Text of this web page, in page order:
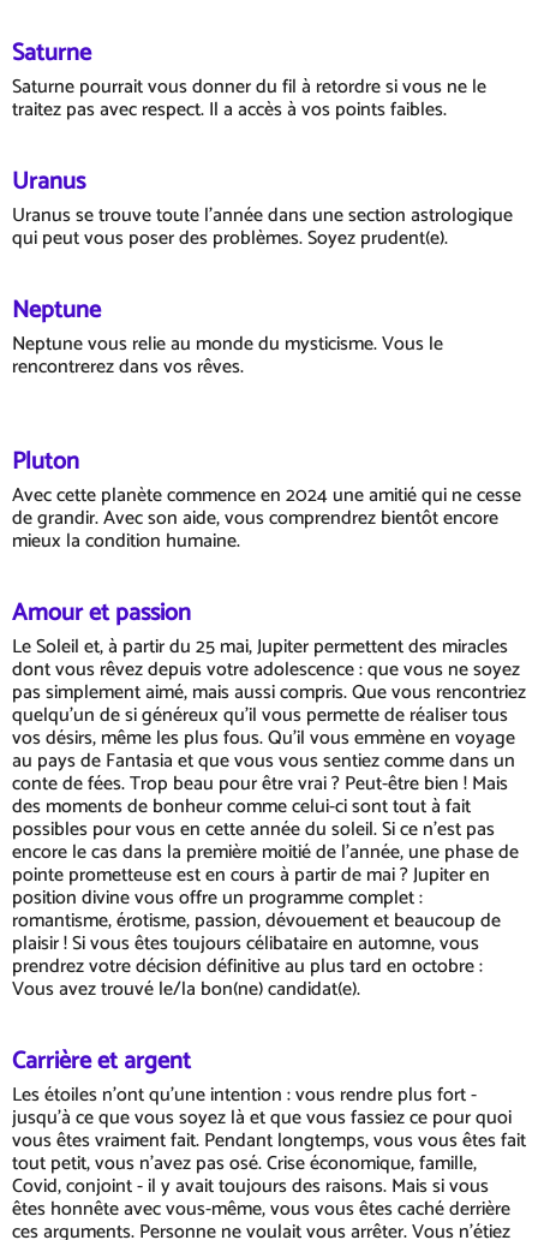
Saturne
Saturne pourrait vous donner du fil à retordre si vous ne le
traitez pas avec respect. Il a accès à vos points faibles.
Uranus
Uranus se trouve toute l'année dans une section astrologique
qui peut vous poser des problèmes. Soyez prudent(e).
Neptune
Neptune vous relie au monde du mysticisme. Vous le
rencontrerez dans vos rêves.
Pluton
Avec cette planète commence en 2024 une amitié qui ne cesse
de grandir. Avec son aide, vous comprendrez bientôt encore
mieux la condition humaine.
Amour et passion
Le Soleil et, à partir du 25 mai, Jupiter permettent des miracles
dont vous rêvez depuis votre adolescence : que vous ne soyez
pas simplement aimé, mais aussi compris. Que vous rencontriez
quelqu'un de si généreux qu'il vous permette de réaliser tous
vos désirs, même les plus fous. Qu'il vous emmène en voyage
au pays de Fantasia et que vous vous sentiez comme dans un
conte de fées. Trop beau pour être vrai ? Peut-être bien ! Mais
des moments de bonheur comme celui-ci sont tout à fait
possibles pour vous en cette année du soleil. Si ce n'est pas
encore le cas dans la première moitié de l'année, une phase de
pointe prometteuse est en cours à partir de mai ? Jupiter en
position divine vous offre un programme complet :
romantisme, érotisme, passion, dévouement et beaucoup de
plaisir ! Si vous êtes toujours célibataire en automne, vous
prendrez votre décision définitive au plus tard en octobre :
Vous avez trouvé le/la bon(ne) candidat(e).
Carrière et argent
Les étoiles n'ont qu'une intention : vous rendre plus fort -
jusqu'à ce que vous soyez là et que vous fassiez ce pour quoi
vous êtes vraiment fait. Pendant longtemps, vous vous êtes fait
tout petit, vous n'avez pas osé. Crise économique, famille,
Covid, conjoint - il y avait toujours des raisons. Mais si vous
êtes honnête avec vous-même, vous vous êtes caché derrière
ces arguments. Personne ne voulait vous arrêter. Vous n'étiez